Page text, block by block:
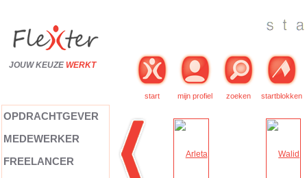
JOUW KEUZE WERKT
start mijn profiel zoeken startblokken
OPDRACHTGEVER
MEDEWERKER
FREELANCER